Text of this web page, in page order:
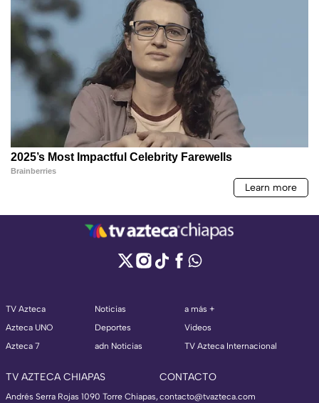
TV Azteca
Azteca UNO
Azteca 7
Noticias
Deportes
adn Noticias
a más +
Videos
TV Azteca Internacional
TV AZTECA CHIAPAS
Andrés Serra Rojas 1090 Torre Chiapas,
CONTACTO
contacto@tvazteca.com